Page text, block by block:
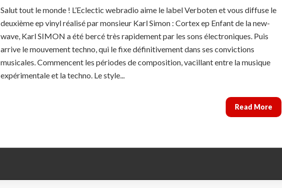
Salut tout le monde ! L’Eclectic webradio aime le label Verboten et vous diffuse le
deuxième ep vinyl réalisé par monsieur Karl Simon : Cortex ep Enfant de la new-
wave, Karl SIMON a été bercé très rapidement par les sons électroniques. Puis
arrive le mouvement techno, qui le fixe définitivement dans ses convictions
musicales. Commencent les périodes de composition, vacillant entre la musique
expérimentale et la techno. Le style...
Read More